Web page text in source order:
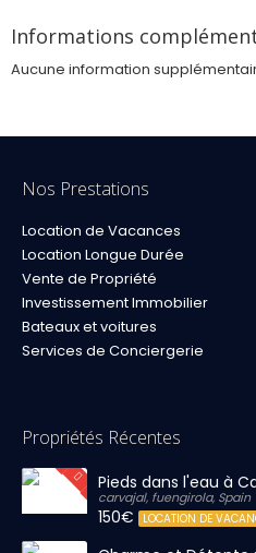
Informations
Aucune information
Nos Prestations
Location de Vacances
Location Longue Durée
Vente de Propriété
Investissement Immobilier
Bateaux et voitures
Services de Conciergerie
Propriétés Récentes
Pieds dans l'eau à
carvajal, fuengirola, Spain
150€ LOCATION DE